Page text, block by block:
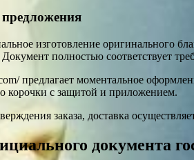
изготовление оригинального
полностью соответствует
предлагает моментальное
корочки с защитой и приложением.
заказа, доставка
документа